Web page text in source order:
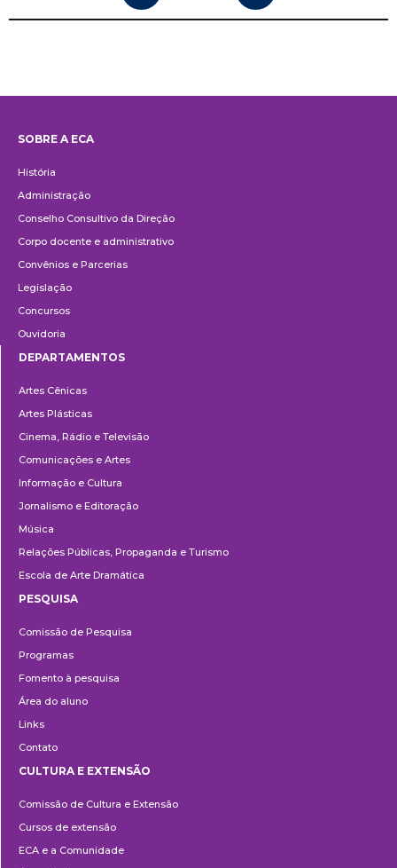
SOBRE A ECA
História
Administração
Conselho Consultivo da Direção
Corpo docente e administrativo
Convênios e Parcerias
Legislação
Concursos
Ouvidoria
DEPARTAMENTOS
Artes Cênicas
Artes Plásticas
Cinema, Rádio e Televisão
Comunicações e Artes
Informação e Cultura
Jornalismo e Editoração
Música
Relações Públicas, Propaganda e Turismo
Escola de Arte Dramática
PESQUISA
Comissão de Pesquisa
Programas
Fomento à pesquisa
Área do aluno
Links
Contato
e
Extensão
CULTURA E EXTENSÃO
Comissão de Cultura e Extensão
Cursos de extensão
ECA e a Comunidade